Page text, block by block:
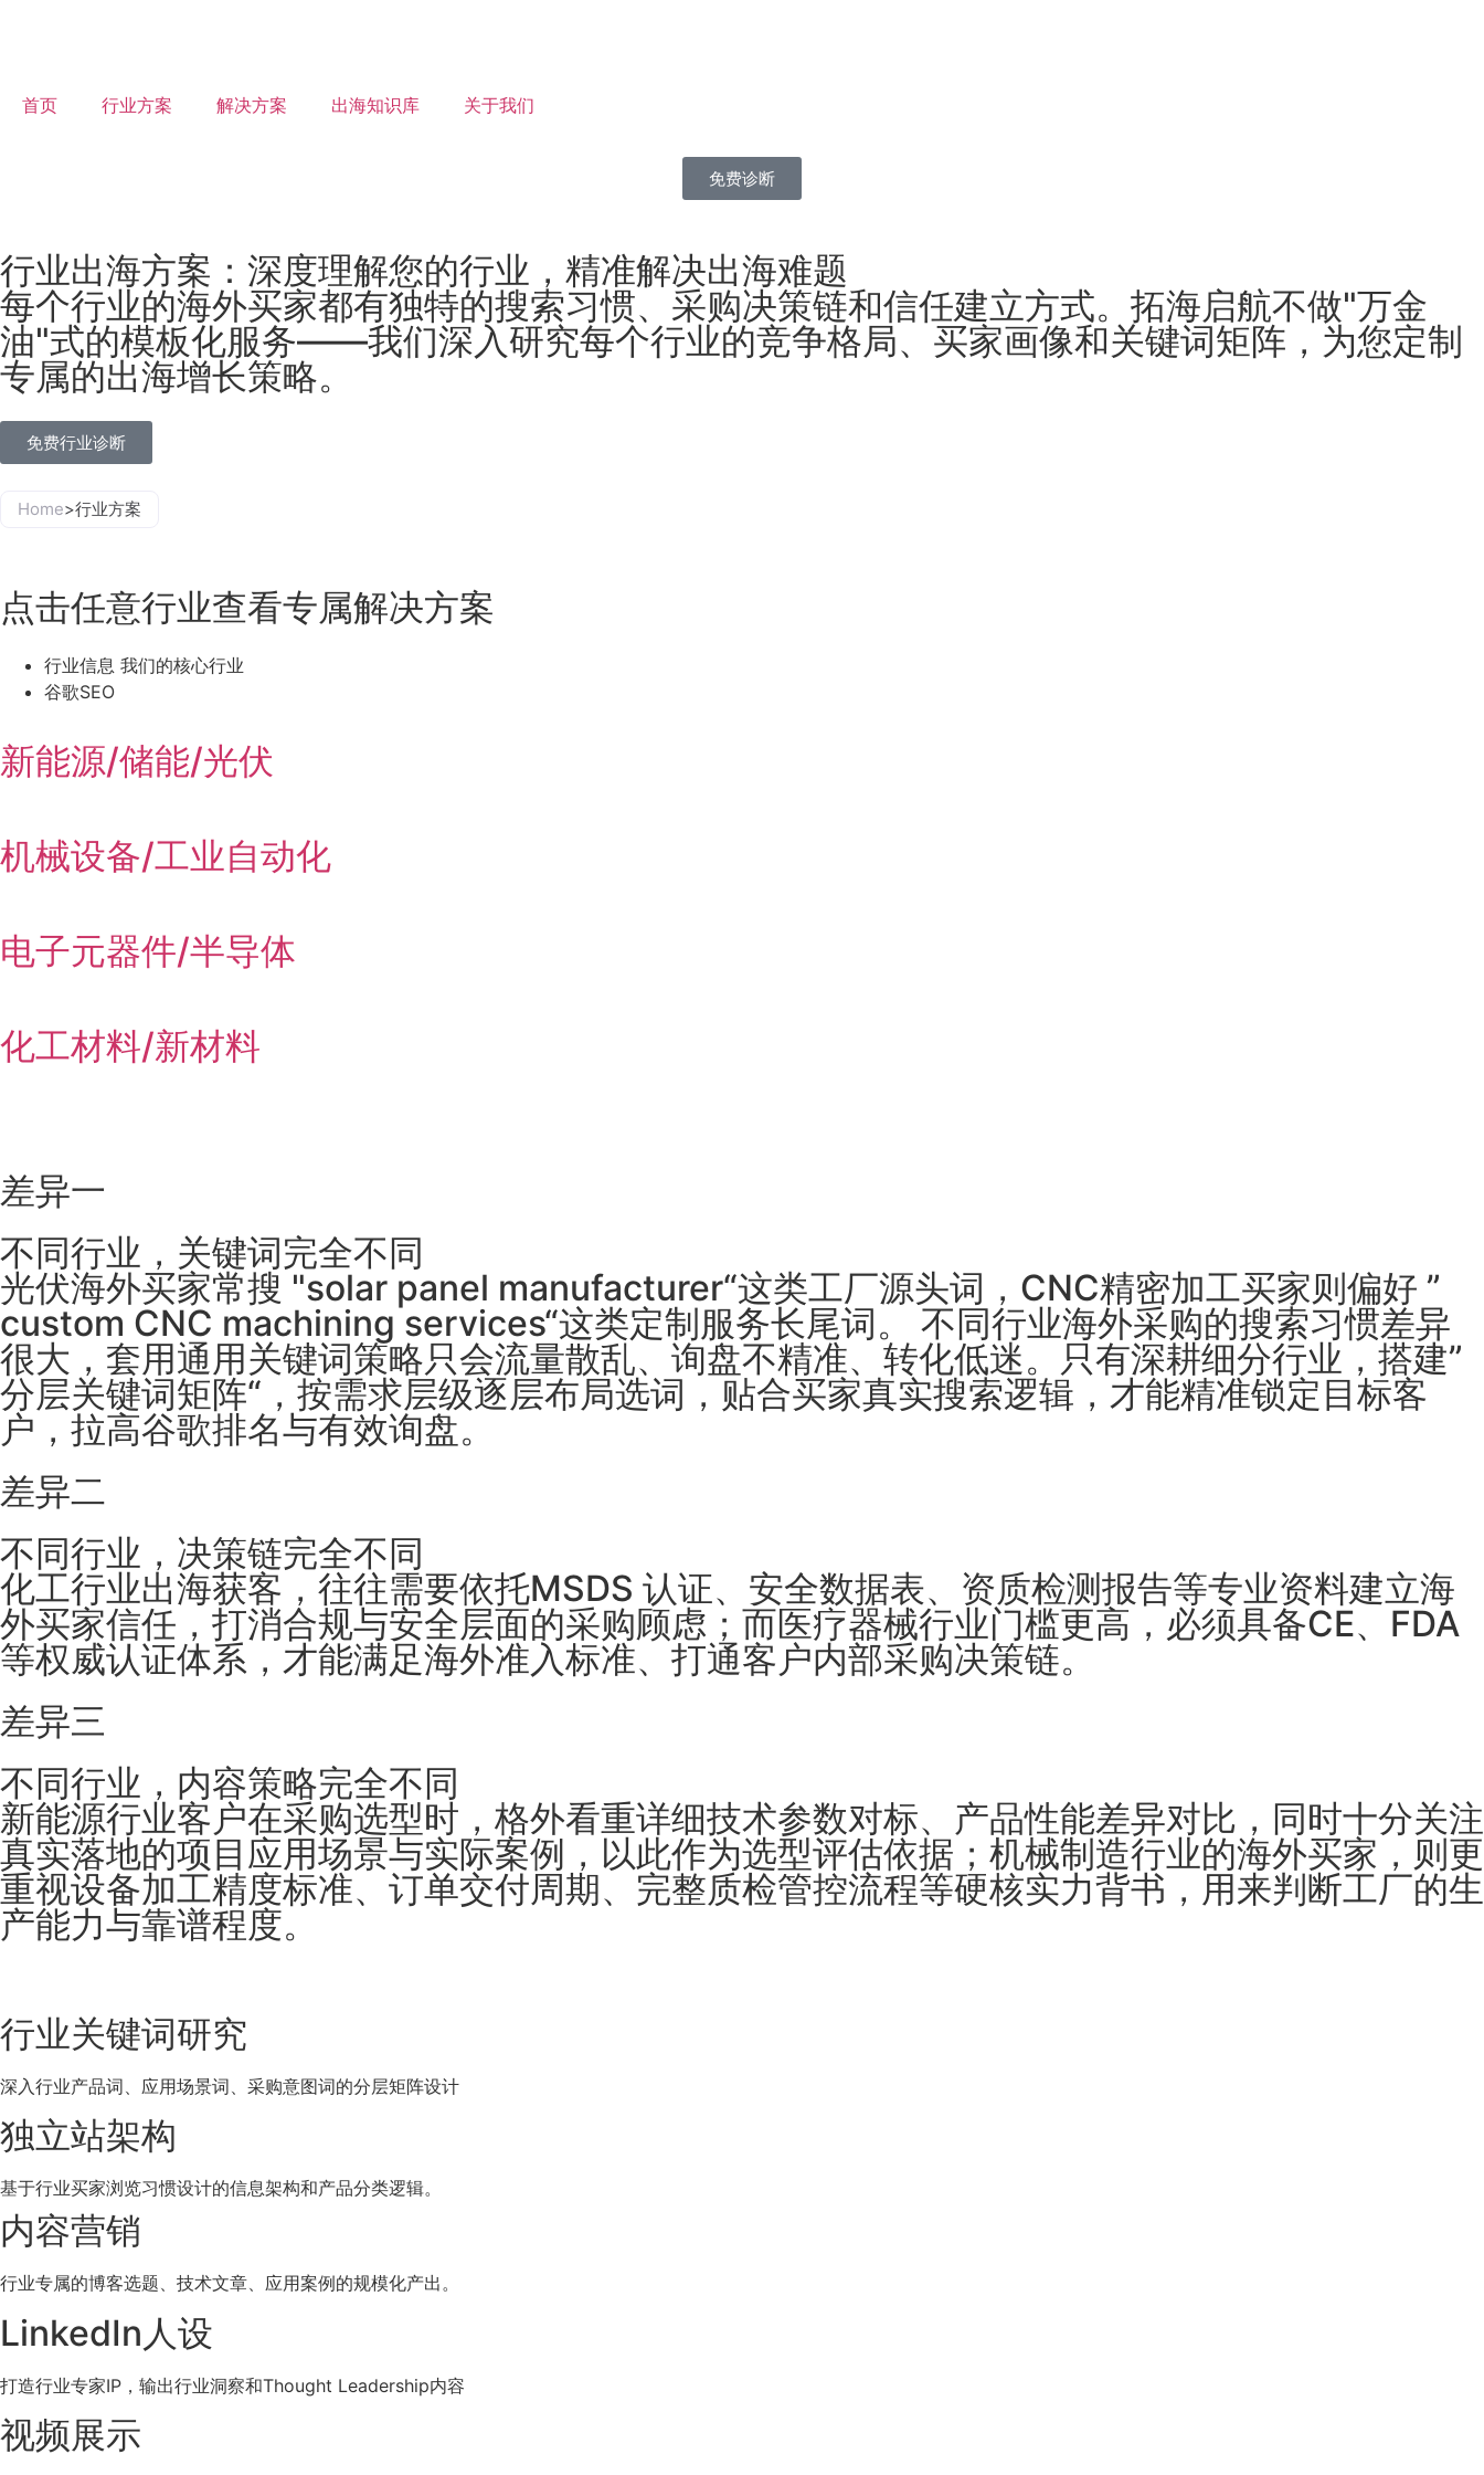
首页 行业方案 解决方案 出海知识库 关于我们
免费诊断
行业出海方案：深度理解您的行业，精准解决出海难题
每个行业的海外买家都有独特的搜索习惯、采购决策链和信任建立方式。拓海启航不做"万金
油"式的模板化服务——我们深入研究每个行业的竞争格局、买家画像和关键词矩阵，为您定制
专属的出海增长策略。
免费行业诊断
Home>行业方案
点击任意行业查看专属解决方案
行业信息 我们的核心行业
谷歌SEO
新能源/储能/光伏
机械设备/工业自动化
电子元器件/半导体
化工材料/新材料
差异一
不同行业，关键词完全不同
光伏海外买家常搜 "solar panel manufacturer“这类工厂源头词，CNC精密加工买家则偏好 ”
custom CNC machining services“这类定制服务长尾词。 不同行业海外采购的搜索习惯差异
很大，套用通用关键词策略只会流量散乱、询盘不精准、转化低迷。只有深耕细分行业，搭建”
分层关键词矩阵“，按需求层级逐层布局选词，贴合买家真实搜索逻辑，才能精准锁定目标客
户，拉高谷歌排名与有效询盘。
差异二
不同行业，决策链完全不同
化工行业出海获客，往往需要依托MSDS 认证、安全数据表、资质检测报告等专业资料建立海
外买家信任，打消合规与安全层面的采购顾虑；而医疗器械行业门槛更高，必须具备CE、FDA
等权威认证体系，才能满足海外准入标准、打通客户内部采购决策链。
差异三
不同行业，内容策略完全不同
新能源行业客户在采购选型时，格外看重详细技术参数对标、产品性能差异对比，同时十分关注
真实落地的项目应用场景与实际案例，以此作为选型评估依据；机械制造行业的海外买家，则更
重视设备加工精度标准、订单交付周期、完整质检管控流程等硬核实力背书，用来判断工厂的生
产能力与靠谱程度。
行业关键词研究
深入行业产品词、应用场景词、采购意图词的分层矩阵设计
独立站架构
基于行业买家浏览习惯设计的信息架构和产品分类逻辑。
内容营销
行业专属的博客选题、技术文章、应用案例的规模化产出。
LinkedIn人设
打造行业专家IP，输出行业洞察和Thought Leadership内容
视频展示